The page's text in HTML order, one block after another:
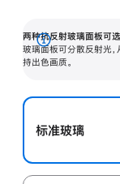
两种抗反射玻璃面板可选
玻璃面板可分散反射光
持出色画质。
展
开
标准玻璃